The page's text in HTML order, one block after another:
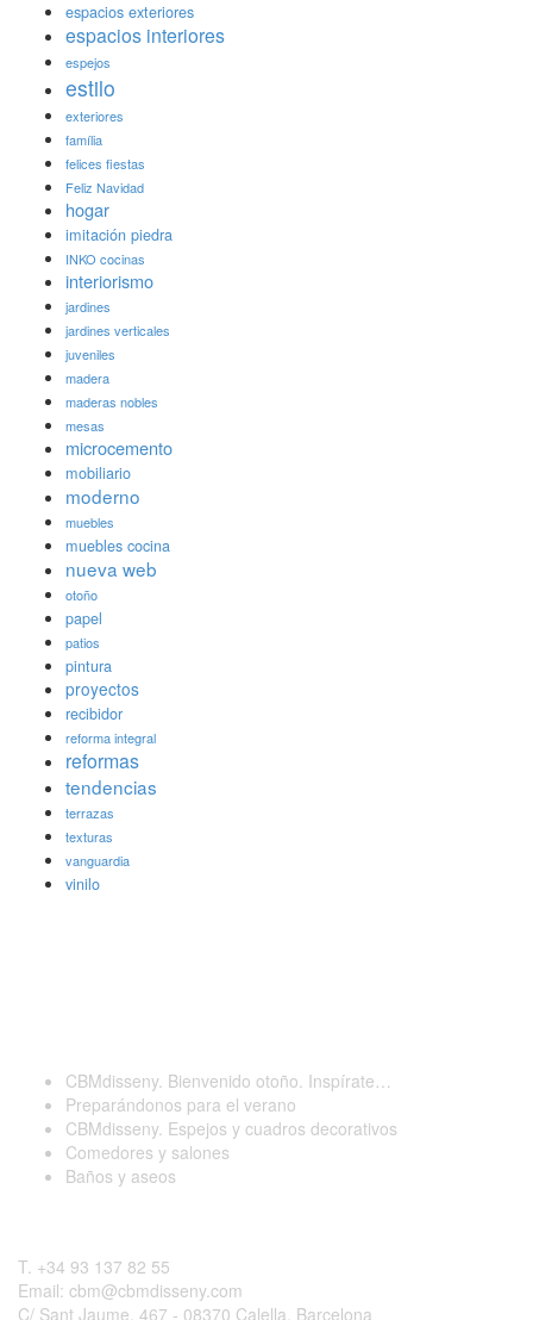
espacios exteriores
espacios interiores
espejos
estilo
exteriores
família
felices fiestas
Feliz Navidad
hogar
imitación piedra
INKO cocinas
interiorismo
jardines
jardines verticales
juveniles
madera
maderas nobles
mesas
microcemento
mobiliario
moderno
muebles
muebles cocina
nueva web
otoño
papel
patios
pintura
proyectos
recibidor
reforma integral
reformas
tendencias
terrazas
texturas
vanguardia
vinilo
CBMdisseny. Bienvenido otoño. Inspírate…
Preparándonos para el verano
CBMdisseny. Espejos y cuadros decorativos
Comedores y salones
Baños y aseos
T. +34 93 137 82 55
Email: cbm@cbmdisseny.com
C/ Sant Jaume, 467 - 08370 Calella, Barcelona